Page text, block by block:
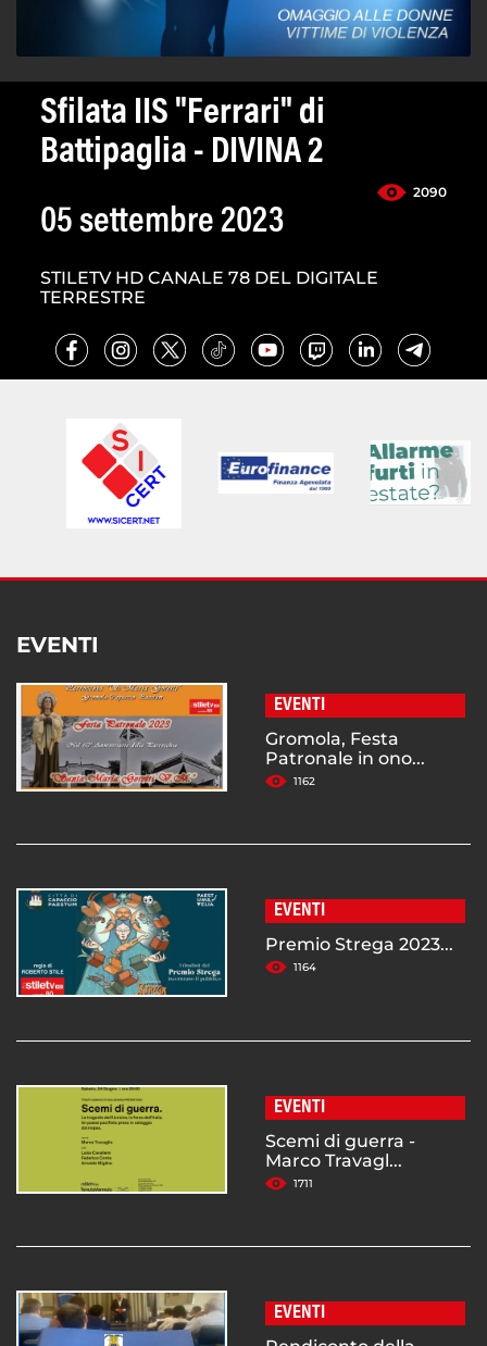
Sfilata IIS "Ferrari" di
Battipaglia - DIVINA 2
2090
05 settembre 2023
STILETV HD CANALE 78 DEL DIGITALE
TERRESTRE
EVENTI
EVENTI
Gromola, Festa
Patronale in ono...
1162
EVENTI
Premio Strega 2023...
1164
EVENTI
Scemi di guerra -
Marco Travagl...
1711
EVENTI